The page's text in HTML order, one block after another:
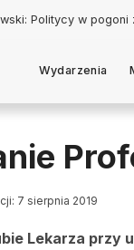
Politycy w pogoni
Wydarzenia
7 sierpnia 2019
Lekarza przy